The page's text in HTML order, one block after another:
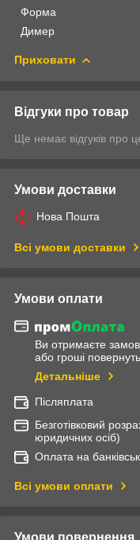
Форма
Димер
Приховати
Відгуки про товар
Ще немає відгуків про
Умови доставки
Нова Пошта
Всі умови доставки
Умови оплати
Ви отримаєте
або гроші
Детальніше
Післяплата
Безготівковий
юридичних осіб)
Оплата на
Всі умови оплати